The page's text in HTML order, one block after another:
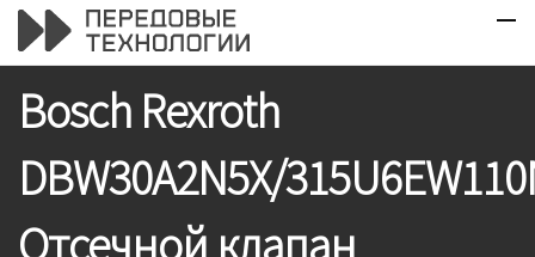
Bosch Rexroth
DBW30A2N5X/
Отсечной клапан